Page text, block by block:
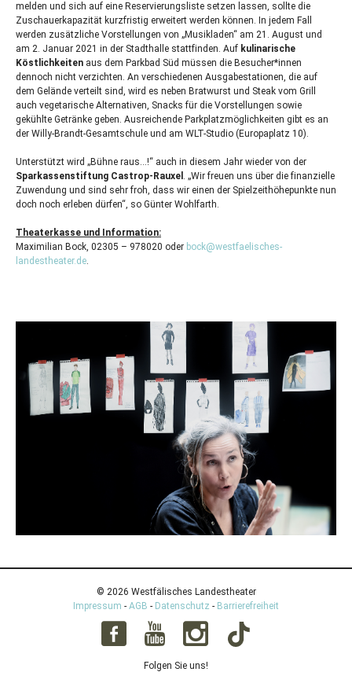
melden und sich auf eine Reservierungsliste setzen lassen, sollte die
Zuschauerkapazität kurzfristig erweitert werden können. In jedem Fall
werden zusätzliche Vorstellungen von „Musikladen“ am 21. August und
am 2. Januar 2021 in der Stadthalle stattfinden. Auf kulinarische
Köstlichkeiten aus dem Parkbad Süd müssen die Besucher*innen
dennoch nicht verzichten. An verschiedenen Ausgabestationen, die auf
dem Gelände verteilt sind, wird es neben Bratwurst und Steak vom Grill
auch vegetarische Alternativen, Snacks für die Vorstellungen sowie
gekühlte Getränke geben. Ausreichende Parkplatzmöglichkeiten gibt es an
der Willy-Brandt-Gesamtschule und am WLT-Studio (Europaplatz 10).
Unterstützt wird „Bühne raus…!“ auch in diesem Jahr wieder von der
Sparkassenstiftung Castrop-Rauxel . „Wir freuen uns über die finanzielle
Zuwendung und sind sehr froh, dass wir einen der Spielzeithöhepunkte nun
doch noch erleben dürfen“, so Günter Wohlfarth.
Theaterkasse und Information:
Maximilian Bock, 02305 – 978020 oder bock@westfaelisches-
landestheater.de.
© 2026 Westfälisches Landestheater
Impressum - AGB - Datenschutz - Barrierefreiheit
Folgen Sie uns!